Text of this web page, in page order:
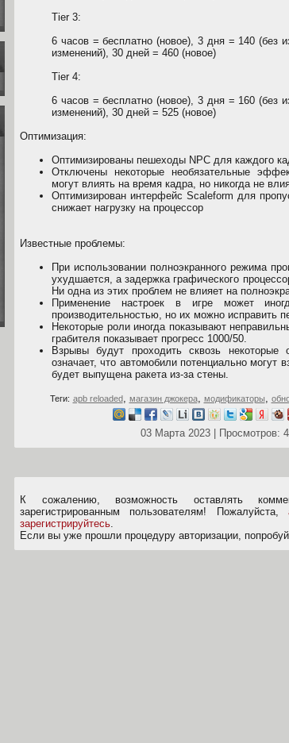
Tier 3:
6 часов = бесплатно (новое), 3 дня = 140 (без
изменений), 30 дней = 460 (новое)
Tier 4:
6 часов = бесплатно (новое), 3 дня = 160 (без
изменений), 30 дней = 525 (новое)
Оптимизация:
Оптимизированы пешеходы NPC для каждого
Отключены некоторые необязательные
могут влиять на время кадра, но никогда не
Оптимизирован интерфейс Scaleform для
снижает нагрузку на процессор
Известные проблемы:
При использовании полноэкранного режима
ухудшается, а задержка графического
Ни одна из этих проблем не влияет на
Применение настроек в игре может
производительностью, но их можно исправить
Некоторые роли иногда показывают
грабителя показывает прогресс 1000/50.
Взрывы будут проходить сквозь
означает, что автомобили потенциально могут
будет выпущена ракета из-за стены.
Теги: apb reloaded, магазин джокера, модификаторы,
03 Марта 2023 | Просмотров:
К сожалению, возможность оставлять
зарегистрированным пользователям! Пожалуйста,
зарегистрируйтесь.
Если вы уже прошли процедуру авторизации,